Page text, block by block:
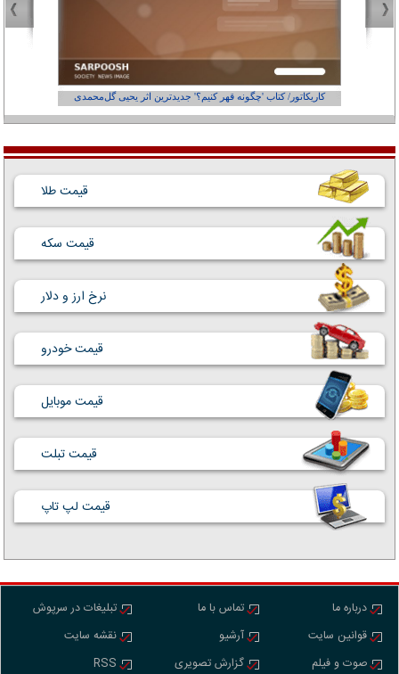
کاریکاتور/ کتاب 'چگونه قهر کنیم؟' جدیدترین اثر یحیی گل‌محمدی
قیمت طلا
قیمت سکه
نرخ ارز و دلار
قیمت خودرو
قیمت موبایل
قیمت تبلت
قیمت لپ تاپ
درباره ما
قوانین سایت
صوت و فیلم
تماس با ما
آرشیو
گزارش تصویری
تبلیغات در سرپوش
نقشه سایت
RSS